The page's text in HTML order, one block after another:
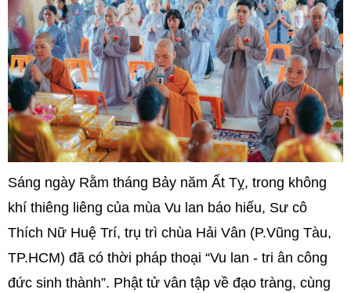
Sáng ngày Rằm tháng Bảy năm Ất Tỵ, trong không
khí thiêng liêng của mùa Vu lan báo hiếu, Sư cô
Thích Nữ Huệ Trí, trụ trì chùa Hải Vân (P.Vũng Tàu,
TP.HCM) đã có thời pháp thoại “Vu lan - tri ân công
đức sinh thành”. Phật tử vân tập về đạo tràng, cùng